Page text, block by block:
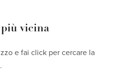
vicina
e fai click per cercare la